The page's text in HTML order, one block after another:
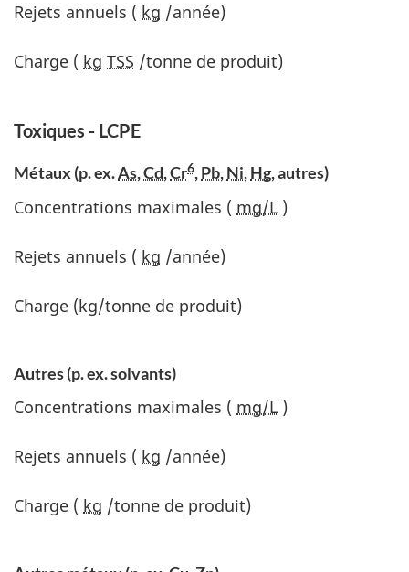
Rejets annuels ( kg /année)
Charge ( kg TSS /tonne de produit)
Toxiques - LCPE
Métaux (p. ex.As,Cd,Cr6,Pb,Ni,Hg, autres)
Concentrations maximales ( mg/L )
Rejets annuels ( kg /année)
Charge (kg/tonne de produit)
Autres (p. ex. solvants)
Concentrations maximales ( mg/L )
Rejets annuels ( kg /année)
Charge ( kg /tonne de produit)